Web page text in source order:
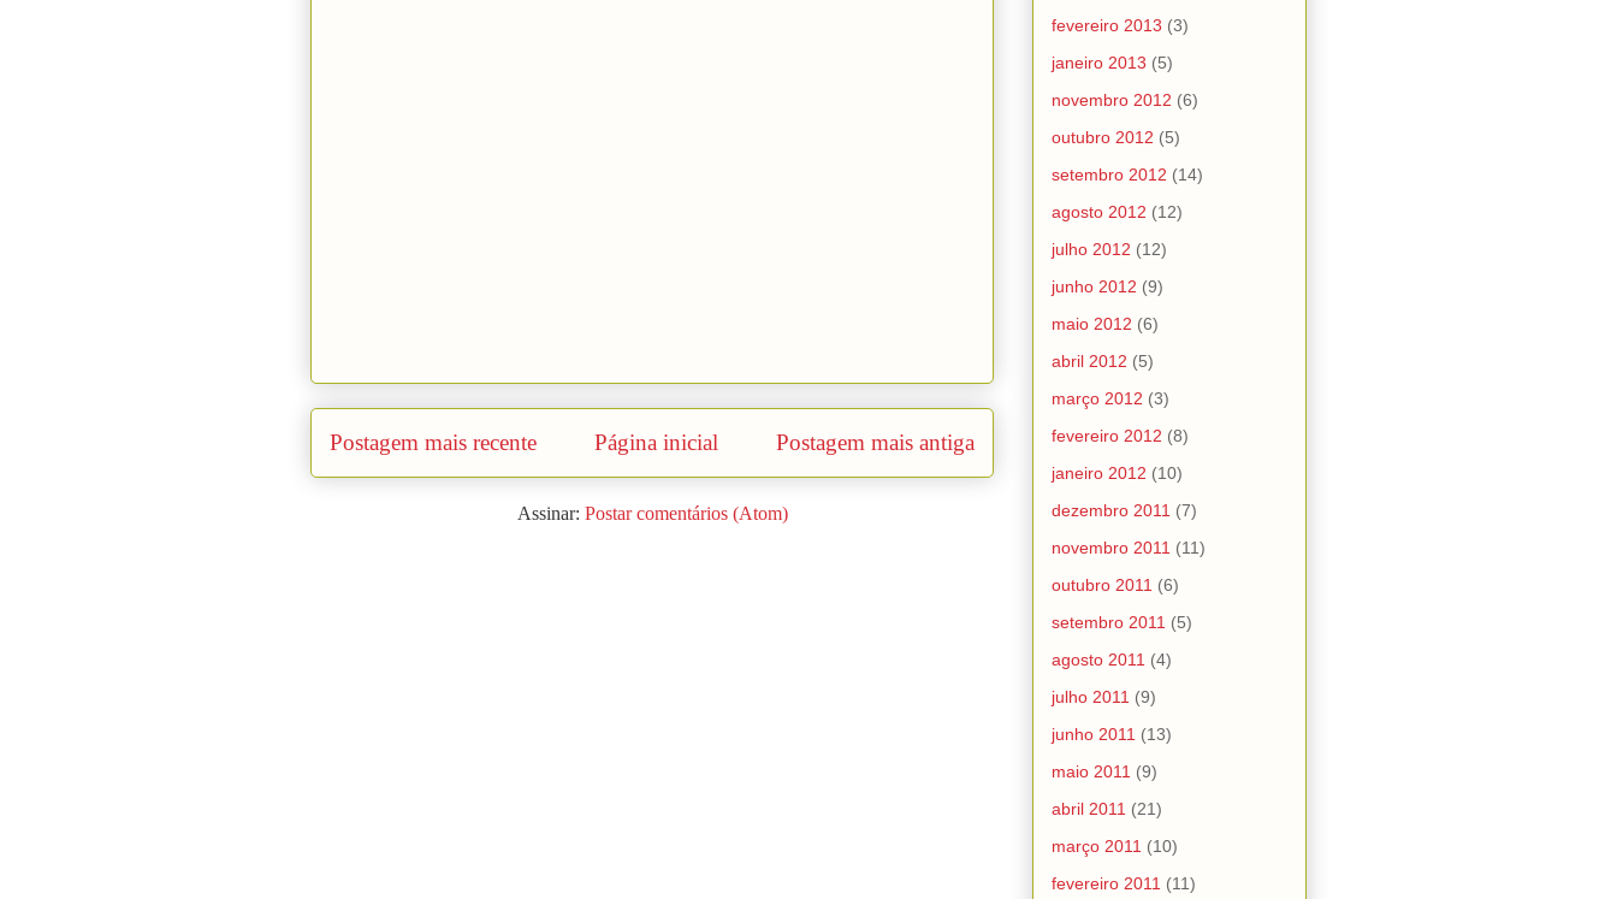
Postagem mais recente Postagem mais antiga
Página inicial
Assinar: Postar comentários (Atom)
fevereiro 2013 (3)
janeiro 2013 (5)
novembro 2012 (6)
outubro 2012 (5)
setembro 2012 (14)
agosto 2012 (12)
julho 2012 (12)
junho 2012 (9)
maio 2012 (6)
abril 2012 (5)
março 2012 (3)
fevereiro 2012 (8)
janeiro 2012 (10)
dezembro 2011 (7)
novembro 2011 (11)
outubro 2011 (6)
setembro 2011 (5)
agosto 2011 (4)
julho 2011 (9)
junho 2011 (13)
maio 2011 (9)
abril 2011 (21)
março 2011 (10)
fevereiro 2011 (11)